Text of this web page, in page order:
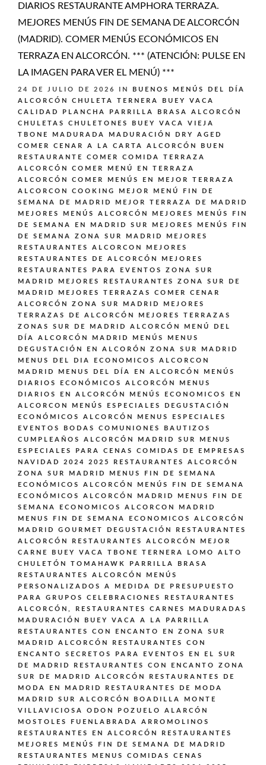
DIARIOS RESTAURANTE AMPHORA TERRAZA.
MEJORES MENÚS FIN DE SEMANA DE ALCORCÓN
(MADRID). COMER MENÚS ECONÓMICOS EN
TERRAZA EN ALCORCÓN. *** (ATENCIÓN: PULSE EN
LA IMAGEN PARA VER EL MENÚ) ***
24 DE JULIO DE 2026 IN
BUENOS MENÚS DEL DÍA
ALCORCÓN
CHULETA TERNERA BUEY VACA
CALIDAD PLANCHA PARRILLA BRASA ALCORCÓN
CHULETAS CHULETONES BUEY VACA VIEJA
TBONE MADURADA MADURACIÓN DRY AGED
COMER CENAR A LA CARTA ALCORCÓN BUEN
RESTAURANTE
COMER COMIDA TERRAZA
ALCORCÓN
COMER MENÚ EN TERRAZA
ALCORCÓN
COMER MENÚS EN MEJOR TERRAZA
ALCORCON
COOKING
MEJOR MENÚ FIN DE
SEMANA DE MADRID
MEJOR TERRAZA DE MADRID
MEJORES MENÚS ALCORCÓN
MEJORES MENÚS FIN
DE SEMANA EN MADRID SUR
MEJORES MENÚS FIN
DE SEMANA ZONA SUR MADRID
MEJORES
RESTAURANTES ALCORCON
MEJORES
RESTAURANTES DE ALCORCÓN
MEJORES
RESTAURANTES PARA EVENTOS ZONA SUR
MADRID
MEJORES RESTAURANTES ZONA SUR DE
MADRID
MEJORES TERRAZAS COMER CENAR
ALCORCÓN ZONA SUR MADRID
MEJORES
TERRAZAS DE ALCORCÓN
MEJORES TERRAZAS
ZONAS SUR DE MADRID ALCORCÓN
MENÚ DEL
DÍA ALCORCÓN MADRID
MENÚS
MENUS
DEGUSTACIÓN EN ALCORÓN ZONA SUR MADRID
MENUS DEL DIA ECONOMICOS ALCORCON
MADRID
MENUS DEL DÍA EN ALCORCÓN
MENÚS
DIARIOS ECONÓMICOS ALCORCÓN
MENUS
DIARIOS EN ALCORCÓN
MENÚS ECONOMICOS EN
ALCORCON
MENÚS ESPECIALES DEGUSTACIÓN
ECONÓMICOS ALCORCÓN
MENUS ESPECIALES
EVENTOS BODAS COMUNIONES BAUTIZOS
CUMPLEAÑOS ALCORCÓN MADRID SUR
MENUS
ESPECIALES PARA CENAS COMIDAS DE EMPRESAS
NAVIDAD 2024 2025 RESTAURANTES ALCORCÓN
ZONA SUR MADRID
MENUS FIN DE SEMANA
ECONÓMICOS ALCORCÓN
MENÚS FIN DE SEMANA
ECONÓMICOS ALCORCÓN MADRID
MENUS FIN DE
SEMANA ECONOMICOS ALCORCON MADRID
MENUS FIN DE SEMANA ECONOMICOS ALCORCÓN
MADRID GOURMET DEGUSTACIÓN
RESTAURANTES
ALCORCÓN
RESTAURANTES ALCORCÓN MEJOR
CARNE BUEY VACA TBONE TERNERA LOMO ALTO
CHULETÓN TOMAHAWK PARRILLA BRASA
RESTAURANTES ALCORCÓN MENÚS
PERSONALIZADOS A MEDIDA DE PRESUPUESTO
PARA GRUPOS CELEBRACIONES
RESTAURANTES
ALCORCÓN,
RESTAURANTES CARNES MADURADAS
MADURACIÓN BUEY VACA A LA PARRILLA
RESTAURANTES CON ENCANTO EN ZONA SUR
MADRID ALCORCÓN
RESTAURANTES CON
ENCANTO SECRETOS PARA EVENTOS EN EL SUR
DE MADRID
RESTAURANTES CON ENCANTO ZONA
SUR DE MADRID ALCORCÓN
RESTAURANTES DE
MODA EN MADRID
RESTAURANTES DE MODA
MADRID SUR ALCORCÓN BOADILLA MONTE
VILLAVICIOSA ODON POZUELO ALARCÓN
MOSTOLES FUENLABRADA ARROMOLINOS
RESTAURANTES EN ALCORCÓN
RESTAURANTES
MEJORES MENÚS FIN DE SEMANA DE MADRID
RESTAURANTES MENUS COMIDAS CENAS